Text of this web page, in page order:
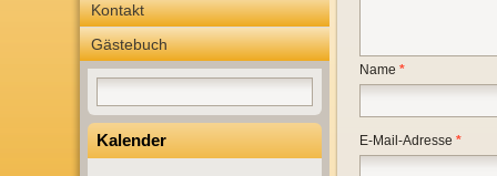
Kontakt
Gästebuch
Kalender
Name *
E-Mail-Adresse *